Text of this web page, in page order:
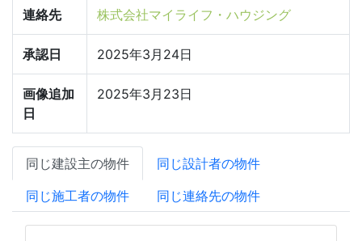
連絡先 株式会社マイライフ・ハウジング
承認日 2025年3月24日
画像追加
日
2025年3月23日
同じ建設主の物件
同じ設計者の物件
同じ施工者の物件
同じ連絡先の物件